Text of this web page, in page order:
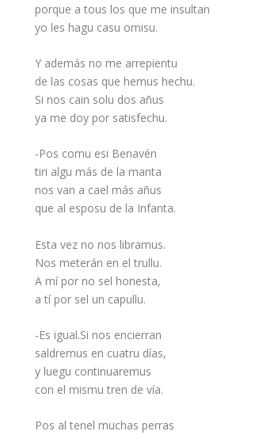
porque a tous los que me insultan
yo les hagu casu omisu.
Y además no me arrepientu
de las cosas que hemus hechu.
Si nos cain solu dos añus
ya me doy por satisfechu.
-Pos comu esi Benavén
tiri algu más de la manta
nos van a cael más añus
que al esposu de la Infanta.
Esta vez no nos libramus.
Nos meterán en el trullu.
A mí por no sel honesta,
a tí por sel un capullu.
-Es igual.Si nos encierran
saldremus en cuatru días,
y luegu continuaremus
con el mismu tren de vía.
Pos al tenel muchas perras